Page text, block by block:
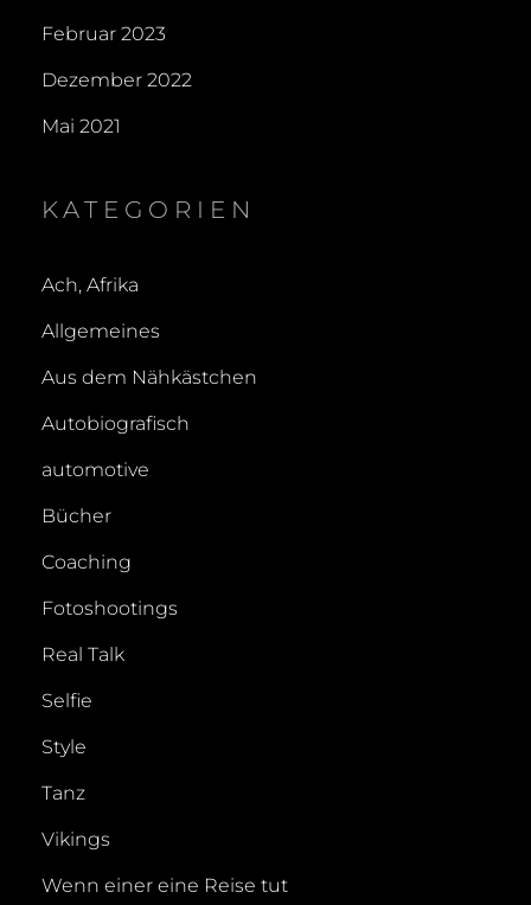
Februar 2023
Dezember 2022
Mai 2021
KATEGORIEN
Ach, Afrika
Allgemeines
Aus dem Nähkästchen
Autobiografisch
automotive
Bücher
Coaching
Fotoshootings
Real Talk
Selfie
Style
Tanz
Vikings
Wenn einer eine Reise tut